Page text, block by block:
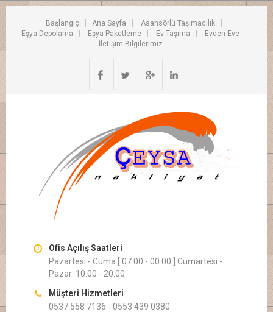
Başlangıç Ana Sayfa
Asansörlü Taşımacılık
Eşya Depolama
Eşya Paketleme Ev Taşıma
Evden Eve
İletişim Bilgilerimiz
Ofis Açılış Saatleri
Pazartesi - Cuma [ 07:00 - 00.00 ] Cumartesi -
Pazar: 10.00 - 20.00
Müşteri Hizmetleri
0537 558 7136 - 0553 439 0380